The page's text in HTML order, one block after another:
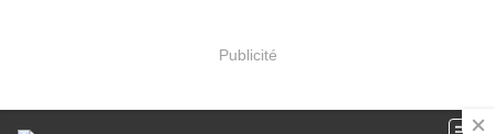
Publicité